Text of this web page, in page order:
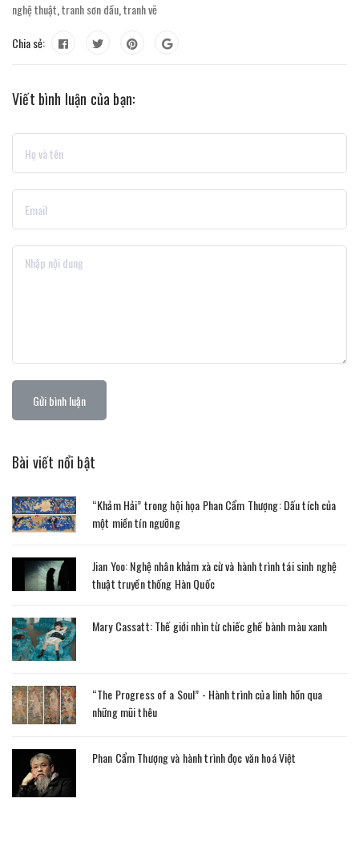
nghệ thuật tranh sơn dầu tranh vẽ
Chia sẻ:
Viết bình luận của bạn:
Gửi bình luận
Bài viết nổi bật
“Khảm Hải” trong hội họa Phan Cẩm Thượng: Dấu tích của
một miền tín ngưỡng
Jian Yoo: Nghệ nhân khảm xà cừ và hành trình tái sinh nghệ
thuật truyền thống Hàn Quốc
Mary Cassatt: Thế giới nhìn từ chiếc ghế bành màu xanh
“The Progress of a Soul” - Hành trình của linh hồn qua
những mũi thêu
Phan Cẩm Thượng và hành trình đọc văn hoá Việt